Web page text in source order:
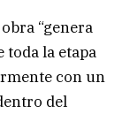
“genera
la etapa
con un
del